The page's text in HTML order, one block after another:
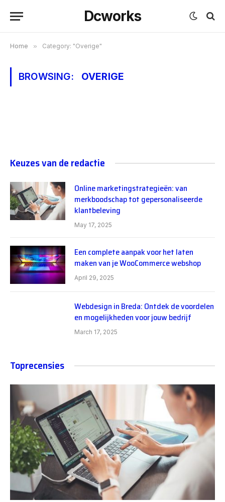
Dcworks
Home » Category: "Overige"
BROWSING: OVERIGE
Keuzes van de redactie
Online marketingstrategieën: van
merkboodschap tot gepersonaliseerde
klantbeleving
May 17, 2025
Een complete aanpak voor het laten
maken van je WooCommerce webshop
April 29, 2025
Webdesign in Breda: Ontdek de voordelen
en mogelijkheden voor jouw bedrijf
March 17, 2025
Toprecensies